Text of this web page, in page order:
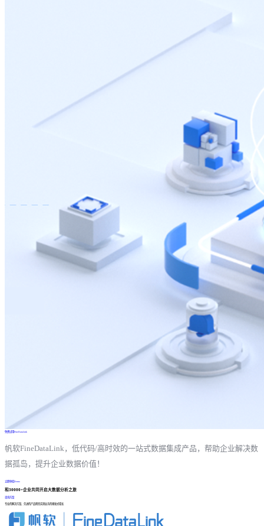
免费试用FineDataLink
帆软FineDataLink，低代码/高时效的一站式数据集成产品，帮助企业解决数
据孤岛，提升企业数据价值！
立即体验Demo
和30000+企业共同开启大数据分析之旅
咨询方案
专业的解决方案、先进的产品帮您实现业务的爆发式增长